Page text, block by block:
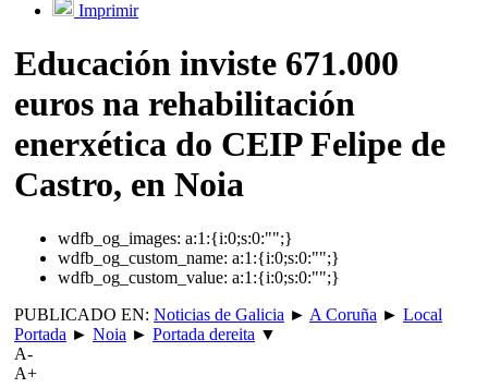
Imprimir
Educación inviste 671.000
euros na rehabilitación
enerxética do CEIP Felipe de
Castro, en Noia
wdfb_og_images: a:1:{i:0;s:0:"";}
wdfb_og_custom_name: a:1:{i:0;s:0:"";}
wdfb_og_custom_value: a:1:{i:0;s:0:"";}
PUBLICADO EN: Noticias de Galicia ► A Coruña ► Local
Portada ► Noia ► Portada dereita ▼
A-
A+